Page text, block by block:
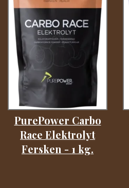
PurePower Carbo
Race Elektrolyt
Fersken - 1 kg.